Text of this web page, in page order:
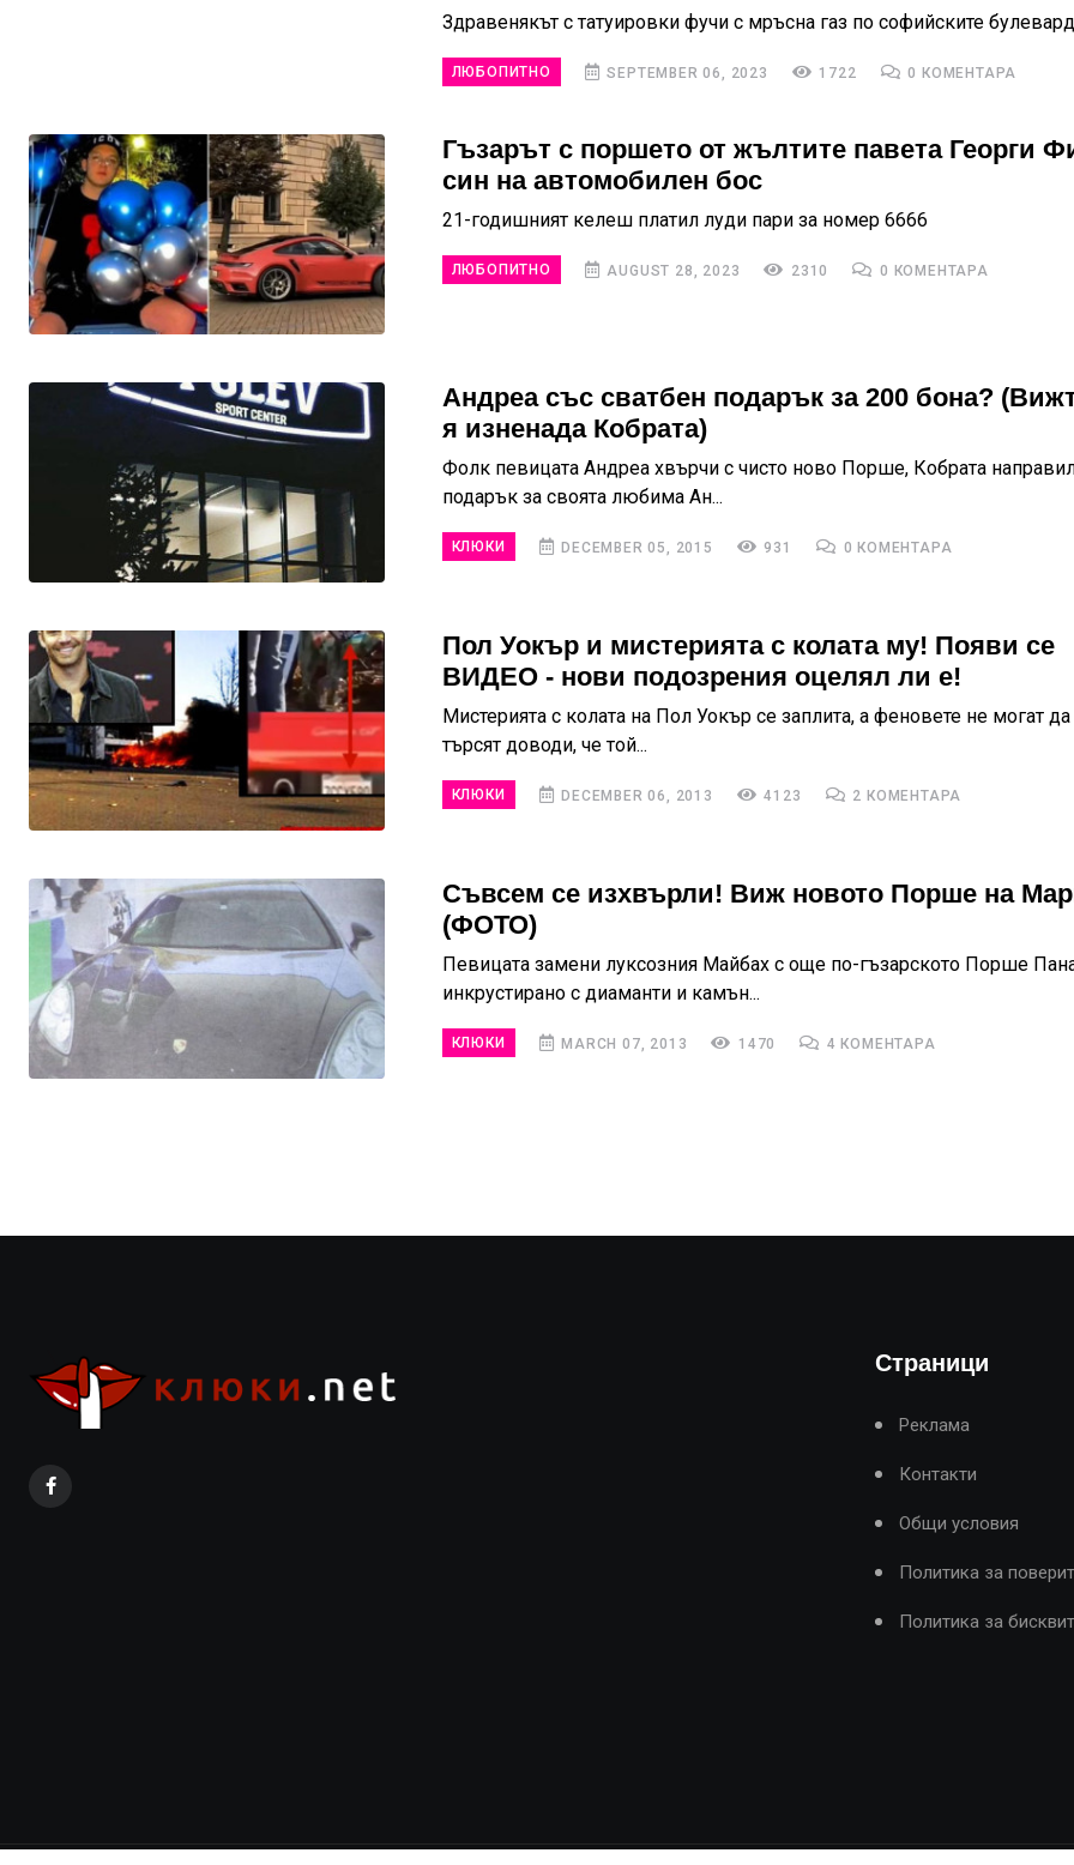
Здравенякът с татуировки фучи с мръсна газ по софийските
ЛЮБОПИТНО SEPTEMBER 06, 2023 1722 0 КОМЕНТАРА
Гъзарът с поршето от жълтите павета Георги
син на автомобилен бос
21-годишният келеш платил луди пари за номер 6666
ЛЮБОПИТНО AUGUST 28, 2023 2310 0 КОМЕНТАРА
Андреа със сватбен подарък за 200 бона?
я изненада Кобрата)
Фолк певицата Андреа хвърчи с чисто ново Порше, Кобрата
подарък за своята любима Ан...
КЛЮКИ DECEMBER 05, 2015 931 0 КОМЕНТАРА
Пол Уокър и мистерията с колата му! Появи се
ВИДЕО - нови подозрения оцелял ли е!
Мистерията с колата на Пол Уокър се заплита, а феновете не могат да
търсят доводи, че той...
КЛЮКИ DECEMBER 06, 2013 4123 2 КОМЕНТАРА
Съвсем се изхвърли! Виж новото Порше на
(ФОТО)
Певицата замени луксозния Майбах с още по-гъзарското Порше
инкрустирано с диаманти и камън...
КЛЮКИ MARCH 07, 2013 1470 4 КОМЕНТАРА
Страници
Реклама
Контакти
Общи условия
Политика за
Политика за